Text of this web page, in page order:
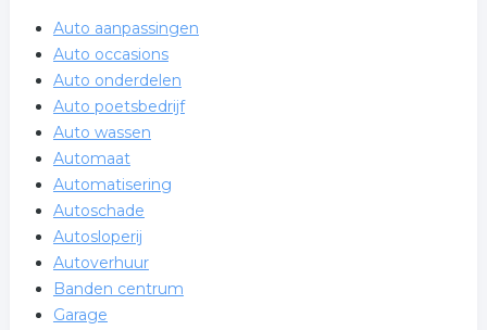
Auto aanpassingen
Auto occasions
Auto onderdelen
Auto poetsbedrijf
Auto wassen
Automaat
Automatisering
Autoschade
Autosloperij
Autoverhuur
Banden centrum
Garage